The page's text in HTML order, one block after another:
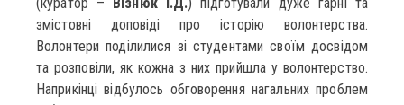
змістовні доповіді про історію волонтерства.
Волонтери поділилися зі студентами своїм досвідом
та розповіли, як кожна з них прийшла у волонтерство.
Наприкінці відбулось обговорення нагальних проблем